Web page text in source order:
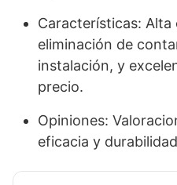
Características: Alta
eliminación de
instalación, y
precio.
Opiniones:
eficacia y